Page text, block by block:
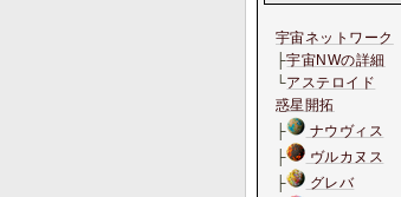
宇宙ネットワーク
├宇宙NWの詳細
└アステロイド
惑星開拓
├
ナウヴィス
├
ヴルカヌス
├
グレバ